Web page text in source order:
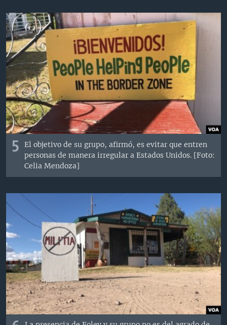
5
El objetivo de su grupo, afirmó, es evitar que entren
personas de manera irregular a Estados Unidos. [Foto:
Celia Mendoza]